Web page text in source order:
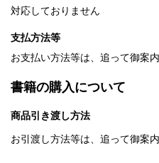
対応しておりません
支払方法等
お支払い方法等は、追って御案
書籍の購入について
商品引き渡し方法
お引渡し方法等は、追って御案